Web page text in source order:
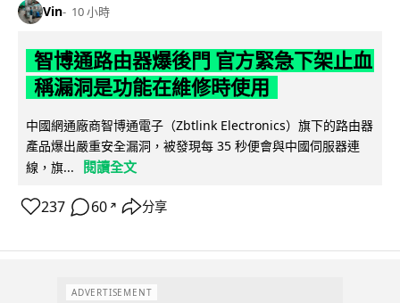
Vin 10 小時
智博通路由器爆後門 官方緊急下架止血
稱漏洞是功能在維修時使用
中國網通廠商智博通電子（Zbtlink Electronics）旗下的路由器
產品爆出嚴重安全漏洞，被發現每 35 秒便會與中國伺服器連
線，旗...
閱讀全文
237 60 ↗ 分享
ADVERTISEMENT